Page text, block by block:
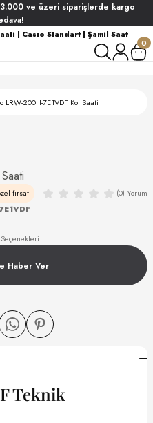
ve üzeri siparişlerde kargo
0
LRW-200H-7E1VDF Kol Saati
fırsat (0) Yorum
Haber Ver
Teknik